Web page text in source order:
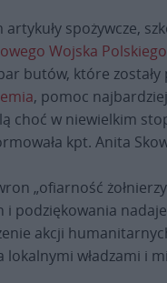
spożywcze,
Wojska Polskiego
butów, które
, pomoc
choć w niewielkim
kpt. Anita
„ofiarność
podziękowania
akcji
lokalnymi władzami i